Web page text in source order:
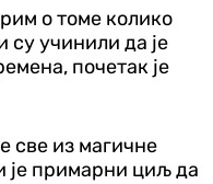
о томе колико
су учинили да је
почетак је
све из магичне
је примарни циљ да